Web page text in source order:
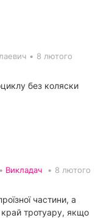
• 8 лютого
без коляски
Викладач • 8 лютого
частини, а
тротуару, якщо